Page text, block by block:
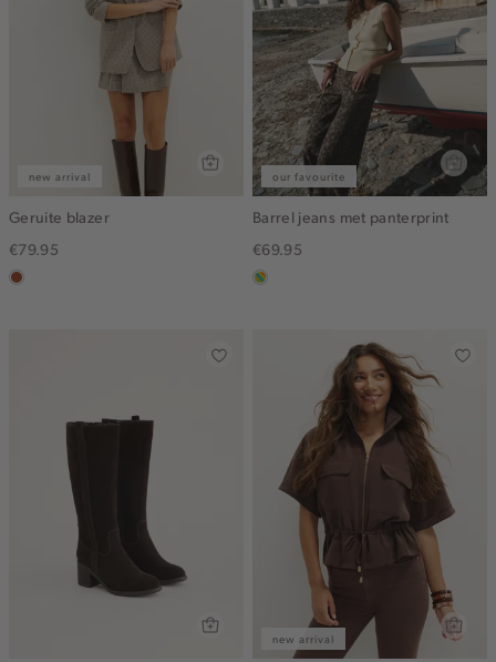
new arrival
Geruite blazer
€79.95
bruin
our favourite
Barrel jeans met panterprint
€69.95
meerkleurig
new arrival